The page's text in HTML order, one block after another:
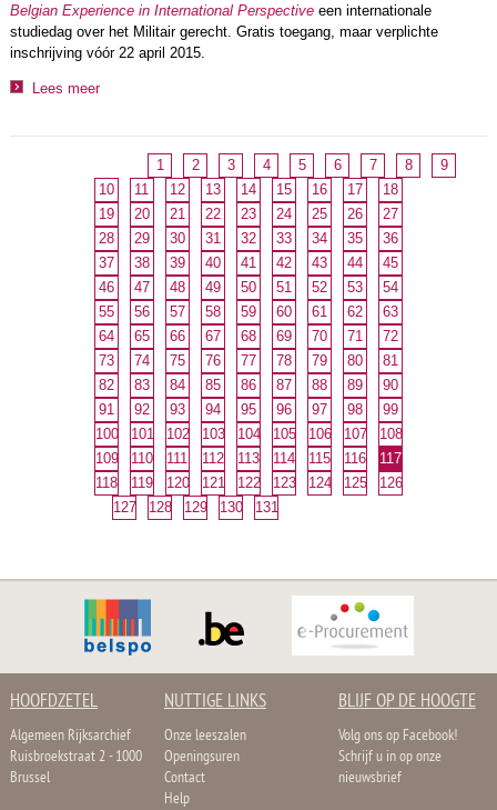
Belgian Experience in International Perspectiveeen internationale
studiedag over het Militair gerecht. Gratis toegang, maar verplichte
inschrijving vóór 22 april 2015.
Lees meer
1 2 3 4 5 6 7 8
9
10
11 12 13 14 15 16 17
18
19
20 21 22 23 24 25 26
27
28
29 30 31 32 33 34 35
36
37
38 39 40 41 42 43 44
45
46
47 48 49 50 51 52 53
54
55
56 57 58 59 60 61 62
63
64
65 66 67 68 69 70 71
72
73
74 75 76 77 78 79 80
81
82
83 84 85 86 87 88 89
90
91
92 93 94 95 96 97 98
99
100
101 102 103 104 105 106 107
108
109
110 111 112 113 114 115 116
117
118
119 120 121 122 123 124 125
126
127
128 129 130 131
HOOFDZETEL
Algemeen Rijksarchief
Ruisbroekstraat 2 - 1000
Brussel
NUTTIGE LINKS
Onze leeszalen
Openingsuren
Contact
Help
BLIJF OP DE HOOGTE
Volg ons op Facebook!
Schrijf u in op onze
nieuwsbrief